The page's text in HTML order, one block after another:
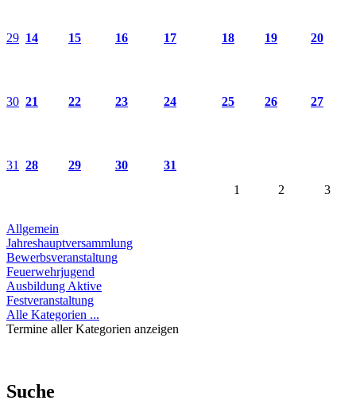
29 14 15 16 17 18 19 20
30 21 22 23 24 25 26 27
31 28 29 30
31
1
2 3
Allgemein
Jahreshauptversammlung
Bewerbsveranstaltung
Feuerwehrjugend
Ausbildung Aktive
Festveranstaltung
Alle Kategorien ...
Termine aller Kategorien anzeigen
Suche